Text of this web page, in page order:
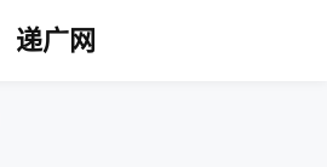
递广网